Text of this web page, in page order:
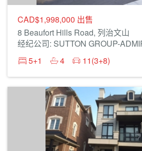
CAD$1,998,000 出售
8 Beaufort Hills Road, 列治文山
5+1
4 11(3+8)